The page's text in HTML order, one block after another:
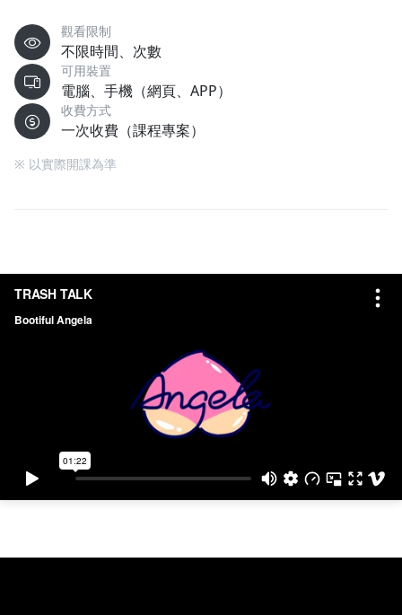
觀看限制
不限時間、次數
可用裝置
電腦、手機（網頁、APP）
收費方式
一次收費（課程專案）
※ 以實際開課為準